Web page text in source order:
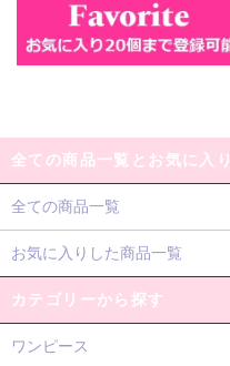
全ての商品一覧とお気に入り
全ての商品一覧
お気に入りした商品一覧
カテゴリーから探す
ワンピース